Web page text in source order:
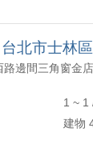
北市士林
邊間三角窗金
1 ~ 1
建物